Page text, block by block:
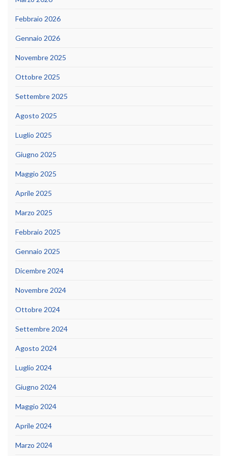
Febbraio 2026
Gennaio 2026
Novembre 2025
Ottobre 2025
Settembre 2025
Agosto 2025
Luglio 2025
Giugno 2025
Maggio 2025
Aprile 2025
Marzo 2025
Febbraio 2025
Gennaio 2025
Dicembre 2024
Novembre 2024
Ottobre 2024
Settembre 2024
Agosto 2024
Luglio 2024
Giugno 2024
Maggio 2024
Aprile 2024
Marzo 2024